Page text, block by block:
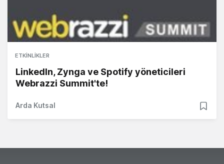
ETKINLIKLER
LinkedIn, Zynga ve Spotify yöneticileri
Webrazzi Summit'te!
Arda Kutsal